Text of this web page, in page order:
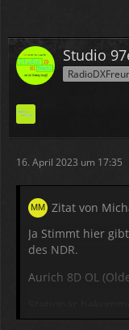
Studio
16. April 2023 um 17:35
Zitat von
Ja Stimmt hier
des NDR.
Aurich 8D OL
Stationär
DAB.